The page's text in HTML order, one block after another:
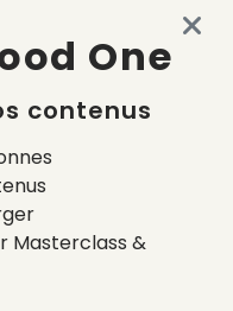
d’une marque
One
contenus
Masterclass &